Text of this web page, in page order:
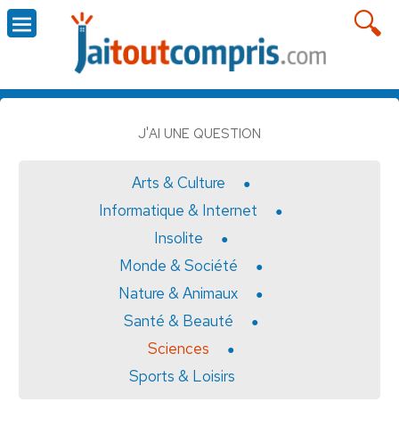
J'AI UNE QUESTION
Arts & Culture
Informatique & Internet
Insolite
Monde & Société
Nature & Animaux
Santé & Beauté
Sciences
Sports & Loisirs